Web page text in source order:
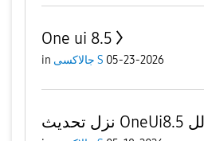
One ui 8.5
in جالاكسى S 05-23-2026